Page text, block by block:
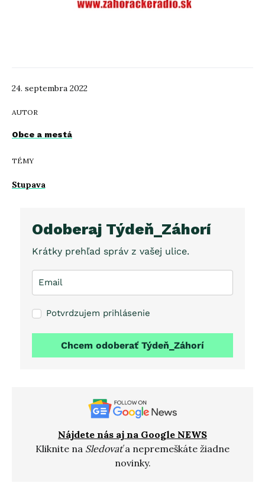
24. septembra 2022
AUTOR
Obce a mestá
TÉMY
Stupava
Odoberaj Týdeň_Záhorí
Krátky prehľad správ z vašej ulice.
Potvrdzujem prihlásenie
Chcem odoberať Týdeň_Záhorí
Nájdete nás aj na Google NEWS
Kliknite na Sledovaťa nepremeškáte žiadne
novinky.